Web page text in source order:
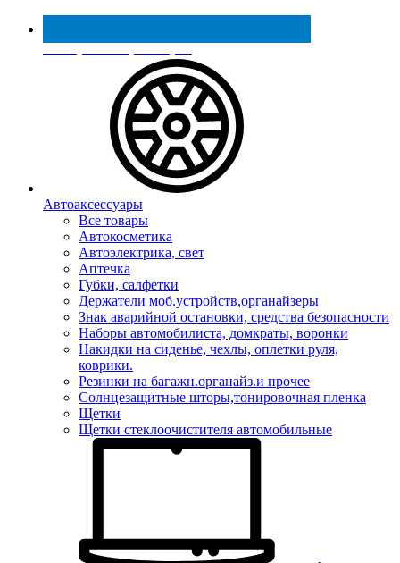
Реестр МинПромТорга
Автоаксессуары
Все товары
Автокосметика
Автоэлектрика, свет
Аптечка
Губки, салфетки
Держатели моб.устройств,органайзеры
Знак аварийной остановки, средства безопасности
Наборы автомобилиста, домкраты, воронки
Накидки на сиденье, чехлы, оплетки руля,
коврики.
Резинки на багажн.органайз.и прочее
Солнцезащитные шторы,тонировочная пленка
Щетки
Щетки стеклоочистителя автомобильные